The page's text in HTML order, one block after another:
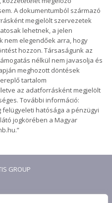
A dokumentumból származó
megjelölt szervezetek
lehetnek, a jelen
nem elegendőek arra, hogy
hozzon. Társaságunk az
nélkül nem javasolja és
meghozott döntések
tartalom
az adatforrásként megjelölt
További információ:
hatósága a pénzügyi
jogkörében a Magyar
GROUP